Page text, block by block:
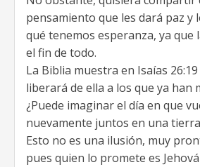
pensamiento que les dará paz y
qué tenemos esperanza, ya que
el fin de todo.
La Biblia muestra en Isaías
liberará de ella a los que ya han
¿Puede imaginar el día en que
nuevamente juntos en una
Esto no es una ilusión, muy
pues quien lo promete es